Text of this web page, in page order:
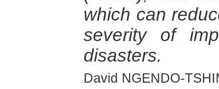
which can
severity of
disasters.
David NGENDO-